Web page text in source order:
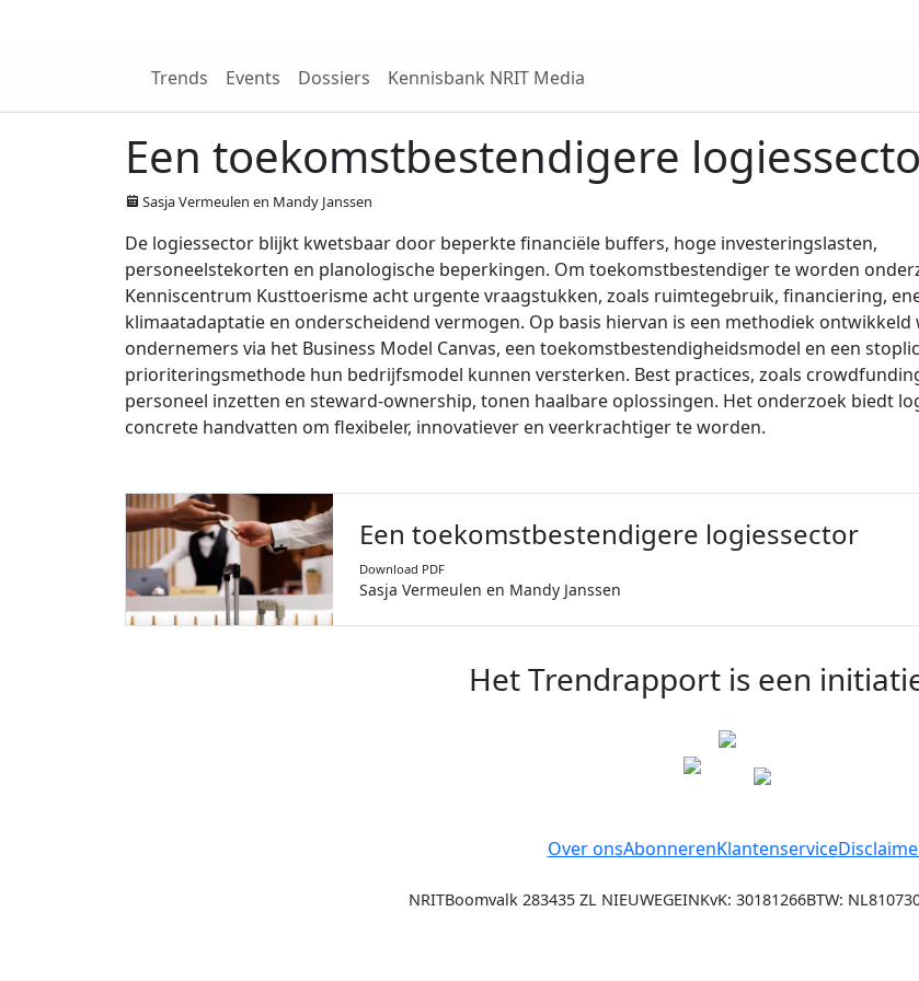
Trends Events Dossiers Kennisbank NRIT Media
Een toekomstbestendigere
Sasja Vermeulen en Mandy Janssen
De logiessector blijkt kwetsbaar door beperkte financiële buffers, hoge investeringslasten,
personeelstekorten en planologische beperkingen. Om toekomstbestendiger te worden
Kenniscentrum Kusttoerisme acht urgente vraagstukken, zoals ruimtegebruik, financiering,
klimaatadaptatie en onderscheidend vermogen. Op basis hiervan is een methodiek ontwikkeld
ondernemers via het Business Model Canvas, een toekomstbestendigheidsmodel en een
prioriteringsmethode hun bedrijfsmodel kunnen versterken. Best practices, zoals
personeel inzetten en steward-ownership, tonen haalbare oplossingen. Het onderzoek biedt
concrete handvatten om flexibeler, innovatiever en veerkrachtiger te worden.
Een toekomstbestendigere logiessector
Download PDF
Sasja Vermeulen en Mandy Janssen
Het Trendrapport is een
Over onsAbonnerenKlantenservice
NRITBoomvalk 283435 ZL NIEUWEGEINKvK: 30181266BTW: